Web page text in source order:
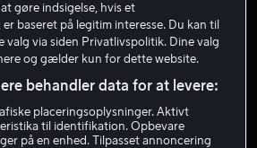
2014 1 t. 50 min
7 år
Lej 49 kr
gøre indsigelse, hvis et
baseret på legitim interesse. Du kan til
via siden Privatlivspolitik. Dine valg
og gælder kun for dette website.
behandler data for at levere:
placeringsoplysninger. Aktivt
til identifikation. Opbevare
på en enhed. Tilpasset annoncering